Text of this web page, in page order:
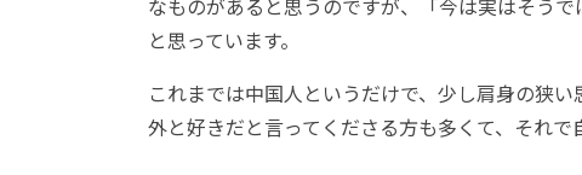
なものがあると思うのですが、「今は実はそう
と思っています。
これまでは中国人というだけで、少し肩身の狭
外と好きだと言ってくださる方も多くて、それで